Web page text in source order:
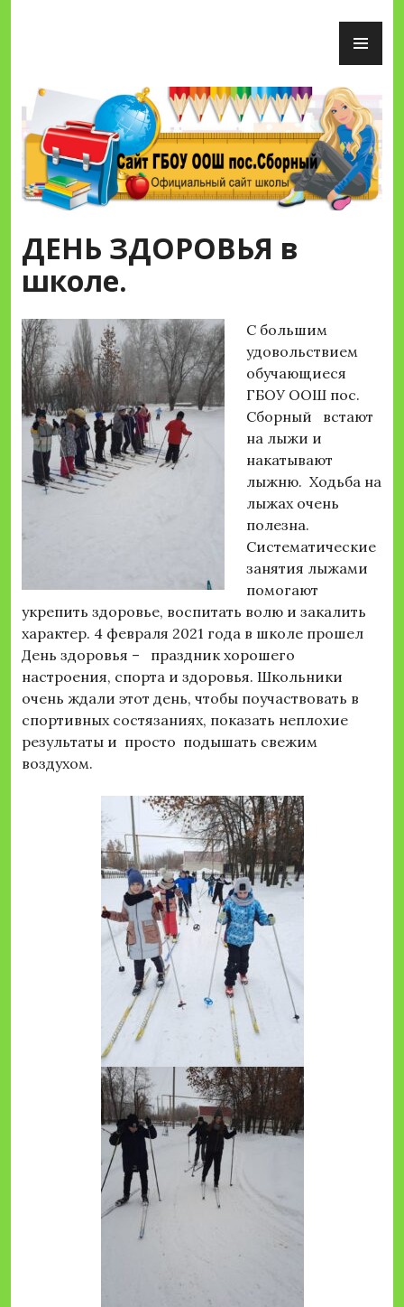
Сайт ГБОУ ООШ пос.Сборный
ДЕНЬ ЗДОРОВЬЯ в
школе.
С большим
удовольствием
обучающиеся
ГБОУ ООШ пос.
Сборный встают
на лыжи и
накатывают
лыжню. Ходьба на
лыжах очень
полезна.
Систематические
занятия лыжами
помогают
укрепить здоровье, воспитать волю и закалить
характер. 4 февраля 2021 года в школе прошел
День здоровья – праздник хорошего
настроения, спорта и здоровья. Школьники
очень ждали этот день, чтобы поучаствовать в
спортивных состязаниях, показать неплохие
результаты и просто подышать свежим
воздухом.